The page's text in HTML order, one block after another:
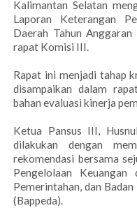
Kalimantan Selatan
Laporan Keterangan
Daerah Tahun
rapat Komisi III.
Rapat ini menjadi tahap
disampaikan dalam
bahan evaluasi kinerja
Ketua Pansus III,
dilakukan dengan
rekomendasi bersama
Pengelolaan
Pemerintahan, dan
(Bappeda).